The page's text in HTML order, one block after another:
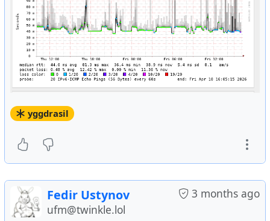
yggdrasil
3 months ago
Fedir Ustynov
ufm@twinkle.lol